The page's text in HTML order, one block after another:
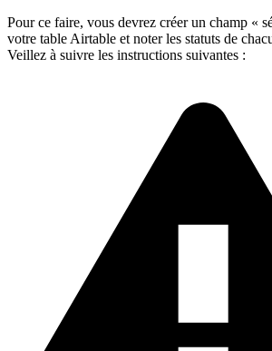
Pour ce faire, vous devrez créer un champ «
votre table Airtable et noter les statuts de
Veillez à suivre les instructions suivantes :